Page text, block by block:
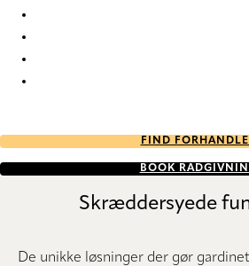
FIND
BOOK
Skræddersyede
De unikke løsninger der gør